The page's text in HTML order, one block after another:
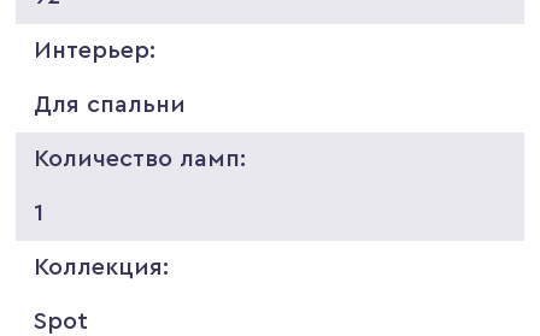
Интерьер:
Для спальни
Количество ламп:
1
Коллекция:
Spot